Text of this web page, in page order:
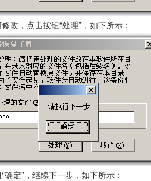
改，点击按钮“处理”，如下所示：
确定”，继续下一步，如下所示：